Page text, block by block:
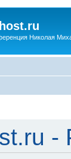
Николая
-